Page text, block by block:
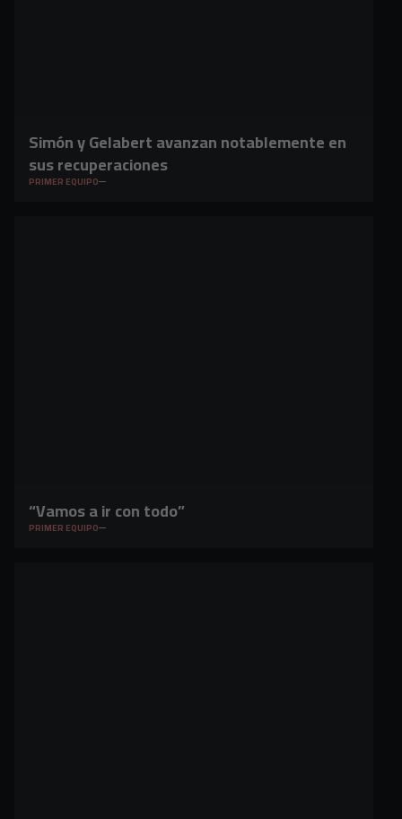
Simón y Gelabert avanzan notablemente en
sus recuperaciones
PRIMER EQUIPO
“Vamos a ir con todo”
PRIMER EQUIPO